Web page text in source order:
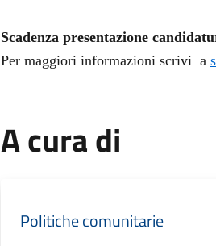
Scadenza presentazione
Per maggiori informazioni scrivi a
A cura di
Politiche comunitarie